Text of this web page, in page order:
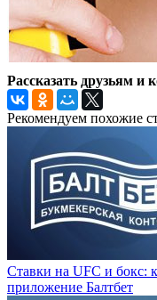
Рассказать друзьям и
Рекомендуем похожие
Ставки на UFC и бокс:
приложение Балтбет